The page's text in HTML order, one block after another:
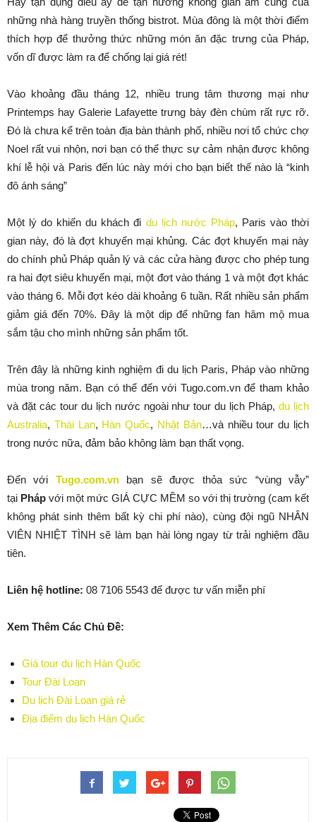
những nhà hàng truyền thống bistrot. Mùa đông là một thời điểm
thích hợp để thưởng thức những món ăn đặc trưng của Pháp,
vốn dĩ được làm ra để chống lại giá rét!
Vào khoảng đầu tháng 12, nhiều trung tâm thương mại như
Printemps hay Galerie Lafayette trưng bày đèn chùm rất rực rỡ.
Đó là chưa kể trên toàn địa bàn thành phố, nhiều nơi tổ chức chợ
Noel rất vui nhộn, nơi bạn có thể thực sự cảm nhận được không
khí lễ hội và Paris đến lúc này mới cho bạn biết thế nào là “kinh
đô ánh sáng”
Một lý do khiến du khách đi du lịch nước Pháp, Paris vào thời
gian này, đó là đợt khuyến mại khủng. Các đợt khuyến mại này
do chính phủ Pháp quản lý và các cửa hàng được cho phép tung
ra hai đợt siêu khuyến mại, một đơt vào tháng 1 và một đợt khác
vào tháng 6. Mỗi đợt kéo dài khoảng 6 tuần. Rất nhiều sản phẩm
giảm giá đến 70%. Đây là một dịp để những fan hâm mộ mua
sắm tậu cho mình những sản phẩm tốt.
Trên đây là những kinh nghiệm đi du lịch Paris, Pháp vào những
mùa trong năm. Bạn có thể đến với Tugo.com.vn để tham khảo
và đặt các tour du lịch nước ngoài như tour du lịch Pháp,du lịch
Australia, Thái Lan, Hàn Quốc, Nhật Bản…và nhiều tour du lịch
trong nước nữa, đảm bảo không làm bạn thất vọng.
Đến với Tugo.com.vn
bạn sẽ được thỏa sức “vùng vẫy”
tại Pháp với một mức GIÁ CỰC MỀM so với thị trường (cam kết
không phát sinh thêm bất kỳ chi phí nào), cùng đội ngũ NHÂN
VIÊN NHIỆT TÌNH sẽ làm bạn hài lòng ngay từ trải nghiệm đầu
tiên.
Liên hệ hotline: 08 7106 5543 để được tư vấn miễn phí
Xem Thêm Các Chủ Đề:
Giá tour du lịch Hàn Quốc
Tour Đài Loan
Du lịch Đài Loan giá rẻ
Địa điểm du lịch Hàn Quốc